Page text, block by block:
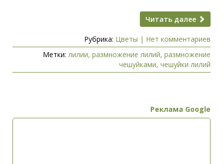
Читать далее
Рубрика: Цветы | Нет комментариев
Метки: лилии, размножение лилий, размножение
чешуйками, чешуйки лилий
Реклама Google